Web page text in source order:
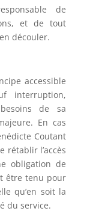
de
et de tout
découler.
accessible
interruption,
de sa
En cas
Coutant
rétablir l’accès
obligation de
être tenu pour
qu’en soit la
du service.